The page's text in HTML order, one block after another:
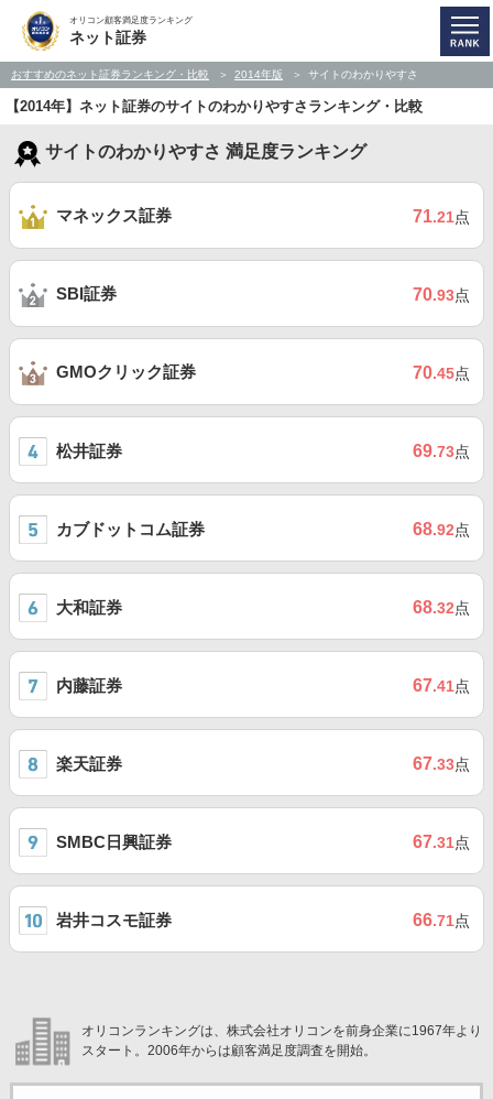
オリコン顧客満足度ランキング
ネット証券
おすすめのネット証券ランキング・比較 2014年版 サイトのわかりやすさ
【2014年】ネット証券のサイトのわかりやすさランキング・比較
サイトのわかりやすさ 満足度ランキング
マネックス証券 71.21点
SBI証券 70.93点
GMOクリック証券 70.45点
松井証券 69.73点
カブドットコム証券 68.92点
大和証券 68.32点
内藤証券 67.41点
楽天証券 67.33点
SMBC日興証券 67.31点
岩井コスモ証券 66.71点
オリコンランキングは、株式会社オリコンを前身企業に1967年より
スタート。2006年からは顧客満足度調査を開始。